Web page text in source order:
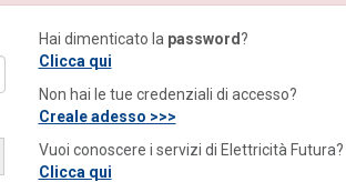
Hai dimenticato la password ?
Clicca qui
Non hai le tue credenziali di accesso?
Creale adesso >>>
Vuoi conoscere i servizi di Elettricità Futura?
Clicca qui
l’installazione dell’UPDM sugli
impianti di produzione ...
LEGGI DI PIÙ